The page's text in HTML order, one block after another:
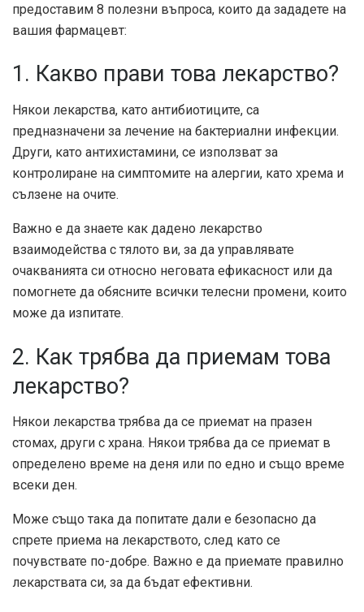
предоставим 8 полезни въпроса, които да зададете на
вашия фармацевт:
1. Какво прави това лекарство?
Някои лекарства, като антибиотиците, са
предназначени за лечение на бактериални инфекции.
Други, като антихистамини, се използват за
контролиране на симптомите на алергии, като хрема и
сълзене на очите.
Важно е да знаете как дадено лекарство
взаимодейства с тялото ви, за да управлявате
очакванията си относно неговата ефикасност или да
помогнете да обясните всички телесни промени, които
може да изпитате.
2. Как трябва да приемам това
лекарство?
Някои лекарства трябва да се приемат на празен
стомах, други с храна. Някои трябва да се приемат в
определено време на деня или по едно и също време
всеки ден.
Може също така да попитате дали е безопасно да
спрете приема на лекарството, след като се
почувствате по-добре. Важно е да приемате правилно
лекарствата си, за да бъдат ефективни.